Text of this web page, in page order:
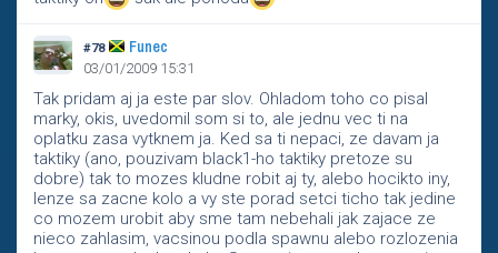
#78 Funec
03/01/2009 15:31
Tak pridam aj ja este par slov. Ohladom toho co pisal
marky, okis, uvedomil som si to, ale jednu vec ti na
oplatku zasa vytknem ja. Ked sa ti nepaci, ze davam ja
taktiky (ano, pouzivam black1-ho taktiky pretoze su
dobre) tak to mozes kludne robit aj ty, alebo hocikto iny,
lenze sa zacne kolo a vy ste porad setci ticho tak jedine
co mozem urobit aby sme tam nebehali jak zajace ze
nieco zahlasim, vacsinou podla spawnu alebo rozlozenia